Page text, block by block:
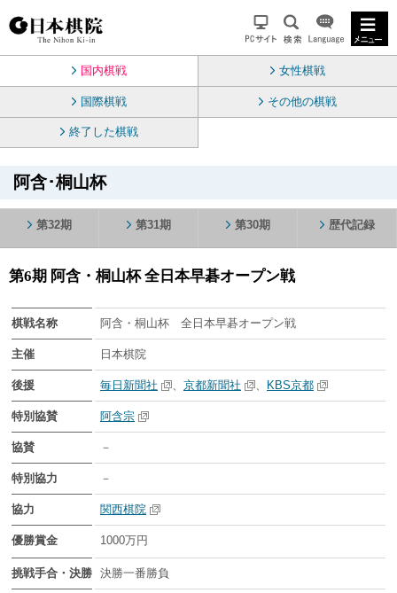
国内棋戦 女性棋戦
国際棋戦 その他の棋戦
終了した棋戦
阿含･桐山杯
第32期 第31期 第30期 歴代記録
第6期 阿含・桐山杯 全日本早碁オープン戦
棋戦名称 阿含・桐山杯 全日本早碁オープン戦
主催 日本棋院
後援 毎日新聞社 京都新聞社 KBS京都
特別協賛 阿含宗
協賛 －
特別協力 －
協力 関西棋院
優勝賞金 1000万円
挑戦手合・決勝 決勝一番勝負